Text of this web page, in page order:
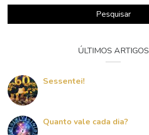
Pesquisar
ÚLTIMOS ARTIGOS
Sessentei!
Quanto vale cada dia?